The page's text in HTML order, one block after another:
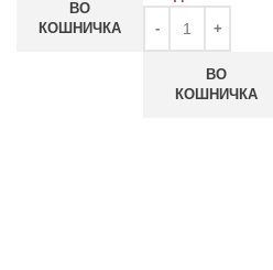
ВО
КОШНИЧКА
ВО
КОШНИЧКА